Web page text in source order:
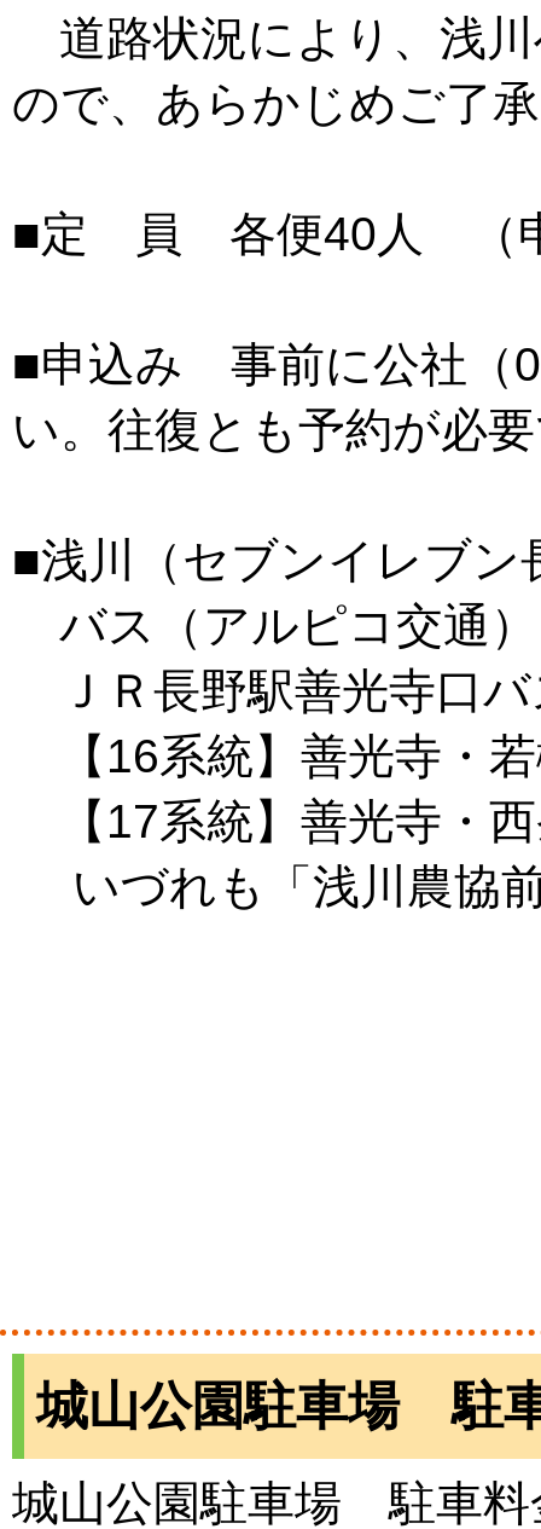
道路状況により、浅
ので、あらかじめご了
■定 員 各便40人 （
■申込み 事前に公社（
い。往復とも予約が必
■浅川（セブンイレブ
バス（アルピコ交通）
ＪＲ長野駅善光寺口
【16系統】善光寺・
【17系統】善光寺・
いづれも「浅川農協
城山公園駐車場 駐
城山公園駐車場 駐車料